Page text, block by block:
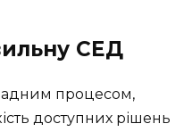
СЕД
процесом,
доступних рішень